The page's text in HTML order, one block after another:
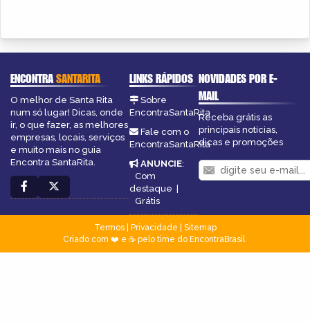
ENCONTRASANTARITA
O melhor de Santa Rita
num só lugar! Dicas, onde
ir, o que fazer, as melhores
empresas, locais, serviços
e muito mais no guia
Encontra SantaRita.
LINKS RÁPIDOS
Sobre
EncontraSantaRita
Fale com o
EncontraSantaRita
ANUNCIE:
Com
destaque
Grátis
NOVIDADES POR E-
MAIL
Receba grátis as
principais notícias,
dicas e promoções
Termos| Privacidade
Sitemap
Criado com ❤️ e ☕ pelo time do EncontraBrasil